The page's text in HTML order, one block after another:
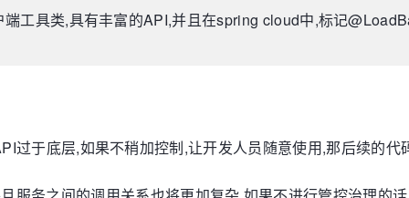
工具类,具有丰富的API,并且在spring cloud中,标记
过于底层,如果不稍加控制,让开发人员随意使用,那后续的代